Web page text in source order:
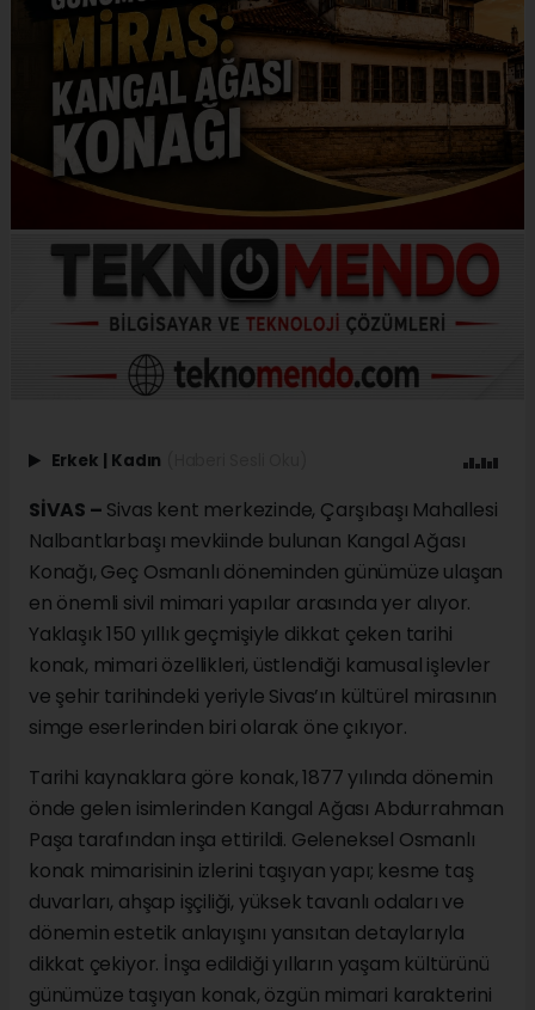
Erkek | Kadın
SİVAS – Sivas kent merkezinde, Çarşıbaşı Mahallesi
Nalbantlarbaşı mevkiinde bulunan Kangal Ağası
Konağı, Geç Osmanlı döneminden günümüze ulaşan
en önemli sivil mimari yapılar arasında yer alıyor.
Yaklaşık 150 yıllık geçmişiyle dikkat çeken tarihi
konak, mimari özellikleri, üstlendiği kamusal işlevler
ve şehir tarihindeki yeriyle Sivas’ın kültürel mirasının
simge eserlerinden biri olarak öne çıkıyor.
Tarihi kaynaklara göre konak, 1877 yılında dönemin
önde gelen isimlerinden Kangal Ağası Abdurrahman
Paşa tarafından inşa ettirildi. Geleneksel Osmanlı
konak mimarisinin izlerini taşıyan yapı; kesme taş
duvarları, ahşap işçiliği, yüksek tavanlı odaları ve
dönemin estetik anlayışını yansıtan detaylarıyla
dikkat çekiyor. İnşa edildiği yılların yaşam kültürünü
günümüze taşıyan konak, özgün mimari karakterini